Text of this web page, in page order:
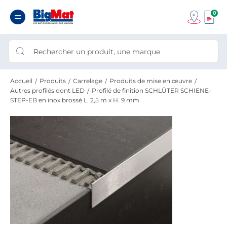
0
Accueil Produits Carrelage
Produits de mise en œuvre
Autres profilés dont LED
Profilé de finition SCHLÜTER SCHIENE-
STEP-EB en inox brossé L. 2,5 m x H. 9 mm